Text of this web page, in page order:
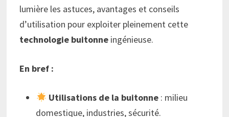
lumière les astuces, avantages et conseils
d’utilisation pour exploiter pleinement cette
technologie buitonne ingénieuse.
En bref :
Utilisations de la buitonne: milieu
domestique, industries, sécurité.